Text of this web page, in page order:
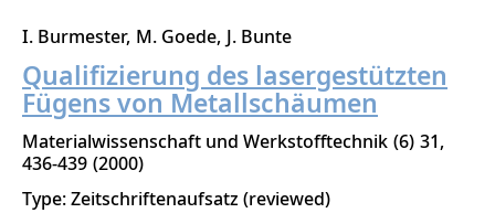
Skip
main
content
I. Burmester M. Goede J. Bunte
Qualifizierung des lasergestützten
Fügens von Metallschäumen
Materialwissenschaft und Werkstofftechnik 6 31
436-439 2000
Type: Zeitschriftenaufsatz (reviewed)